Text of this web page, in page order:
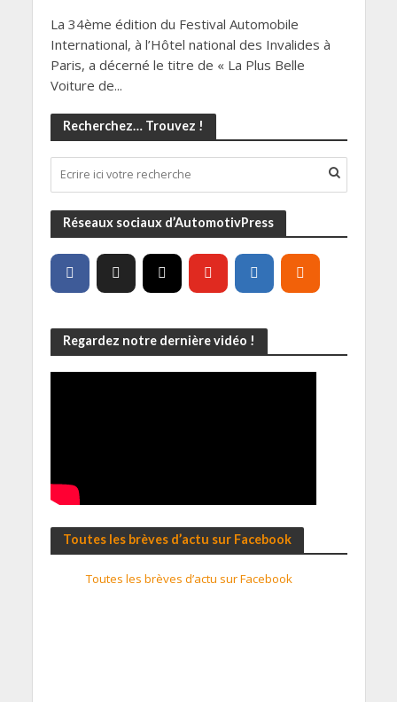
La 34ème édition du Festival Automobile
International, à l’Hôtel national des Invalides à
Paris, a décerné le titre de « La Plus Belle
Voiture de...
Recherchez… Trouvez !
Réseaux sociaux d’AutomotivPress
Regardez notre dernière vidéo !
Toutes les brèves d’actu sur Facebook
Toutes les brèves d’actu sur Facebook